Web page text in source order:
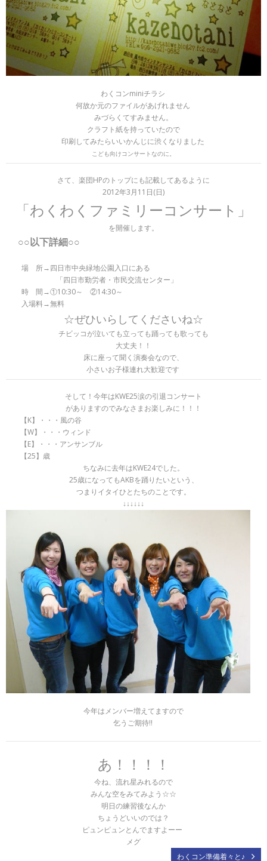
わくコンminiチラシ
何故か元のファイルがあげれません
みづらくてすみません。
クラフト紙を持っていたので
印刷してみたらいいかんじに渋くなりました
こども向けコンサートなのに。
さて、楽団HPのトップにも記載してあるように
2012年3月11日(日)
「わくわくファミリーコンサート」
を開催します。
○○以下詳細○○
場 所→四日市中央緑地公園入口にある
「四日市勤労者・市民交流センター」
時 間→①10:30～ ②14:30～
入場料→無料
☆ぜひいらしてくださいね☆
チビッコが泣いても立っても踊っても歌っても
大丈夫！！
床に座って聞く演奏会なので、
小さいお子様連れ大歓迎です
そして！今年はKWE25涙の引退コンサート
がありますのでみなさまお楽しみに！！！
【K】・・・風の谷
【W】・・・ウィンド
【E】・・・アンサンブル
【25】歳
ちなみに去年はKWE24でした。
25歳になってもAKBを踊りたいという、
つまりイタイひとたちのことです。
↓↓↓↓↓↓
今年はメンバー増えてますので
乞うご期待!!
あ！！！！
今ね、流れ星みれるので
みんな空をみてみよう☆☆
明日の練習後なんか
ちょうどいいのでは？
ピュンピュンとんでますよーー
メグ
わくコン準備着々と♪